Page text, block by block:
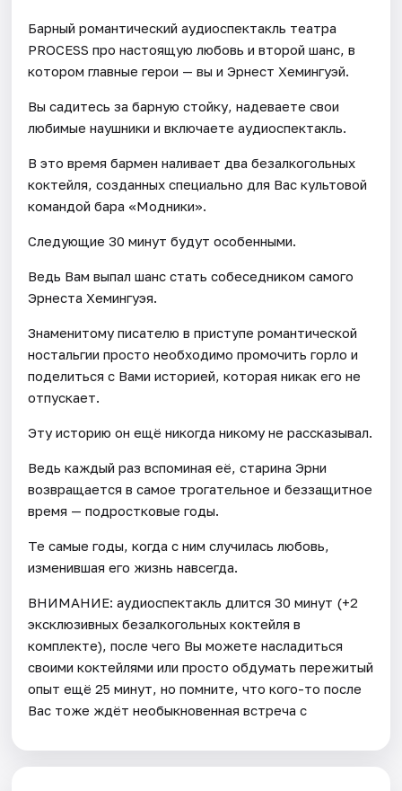
Барный романтический аудиоспектакль театра
PROCESS про настоящую любовь и второй шанс, в
котором главные герои — вы и Эрнест Хемингуэй.
Вы садитесь за барную стойку, надеваете свои
любимые наушники и включаете аудиоспектакль.
В это время бармен наливает два безалкогольных
коктейля, созданных специально для Вас культовой
командой бара «Модники».
Следующие 30 минут будут особенными.
Ведь Вам выпал шанс стать собеседником самого
Эрнеста Хемингуэя.
Знаменитому писателю в приступе романтической
ностальгии просто необходимо промочить горло и
поделиться с Вами историей, которая никак его не
отпускает.
Эту историю он ещё никогда никому не рассказывал.
Ведь каждый раз вспоминая её, старина Эрни
возвращается в самое трогательное и беззащитное
время — подростковые годы.
Те самые годы, когда с ним случилась любовь,
изменившая его жизнь навсегда.
ВНИМАНИЕ: аудиоспектакль длится 30 минут (+2
эксклюзивных безалкогольных коктейля в
комплекте), после чего Вы можете насладиться
своими коктейлями или просто обдумать пережитый
опыт ещё 25 минут, но помните, что кого-то после
Вас тоже ждёт необыкновенная встреча с